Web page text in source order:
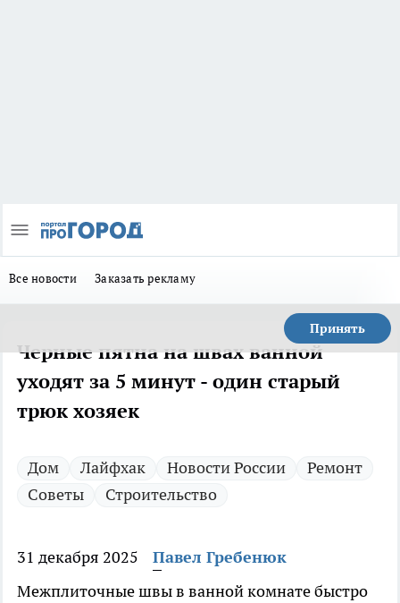
Все новости Заказать рекламу
Принять
Черные пятна на швах ванной
уходят за 5 минут - один старый
трюк хозяек
Дом Лайфхак Новости России
Ремонт
Советы
Строительство
31 декабря 2025
Павел Гребенюк
Межплиточные швы в ванной комнате быстро